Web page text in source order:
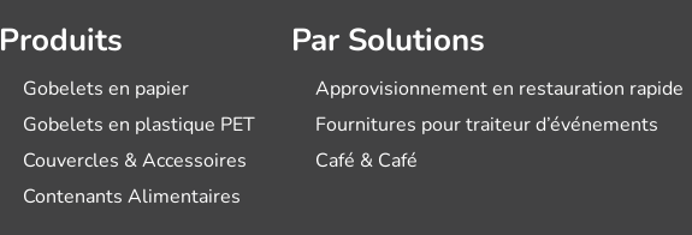
Produits
Gobelets en papier
Gobelets en plastique PET
Couvercles & Accessoires
Contenants Alimentaires
Par Solutions
Approvisionnement en restauration rapide
Fournitures pour traiteur d’événements
Café & Café